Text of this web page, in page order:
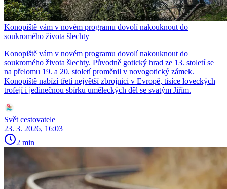
Konopiště vám v novém programu dovolí nakouknout do
soukromého života šlechty
Konopiště vám v novém programu dovolí nakouknout do
soukromého života šlechty. Původně gotický hrad ze 13. století se
na přelomu 19. a 20. století proměnil v novogotický zámek.
Konopiště nabízí třetí největší zbrojnici v Evropě, tisíce loveckých
trofejí i jedinečnou sbírku uměleckých děl se svatým Jiřím.
Svět cestovatele
23. 3. 2026, 16:03
2 min